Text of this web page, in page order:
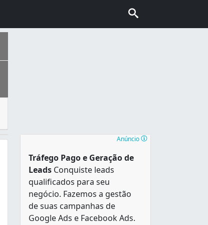
Atlântico, e por isso, a única capital
Anúncio
Tráfego Pago e Geração de
Leads Conquiste leads
qualificados para seu
negócio. Fazemos a gestão
de suas campanhas de
Google Ads e Facebook Ads.